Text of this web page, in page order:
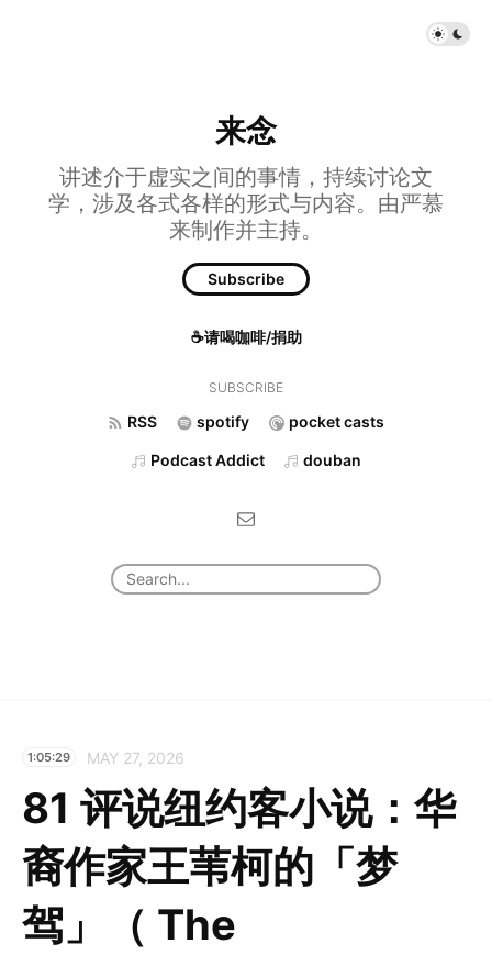
来念
讲述介于虚实之间的事情，持续讨论文
学，涉及各式各样的形式与内容。由严慕
来制作并主持。
Subscribe
☕请喝咖啡/捐助
SUBSCRIBE
RSS spotify pocket casts
Podcast Addict douban
1:05:29 MAY 27, 2026
81 评说纽约客小说：华
裔作家王苇柯的「梦
驾」（ The